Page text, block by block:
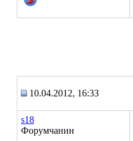
10.04.2012, 16:33
s18
Форумчанин